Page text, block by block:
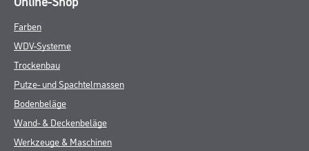
Farben
WDV-Systeme
Trockenbau
Putze- und Spachtelmassen
Bodenbeläge
Wand- & Deckenbeläge
Werkzeuge & Maschinen